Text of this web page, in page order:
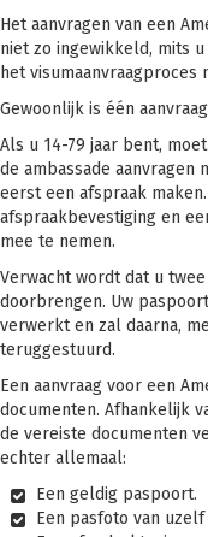
Het aanvragen van een
niet zo ingewikkeld, mits
het visumaanvraagproces
Gewoonlijk is één
Als u 14-79 jaar bent,
de ambassade aanvragen
eerst een afspraak
afspraakbevestiging en
mee te nemen.
Verwacht wordt dat u
doorbrengen. Uw
verwerkt en zal daarna,
teruggestuurd.
Een aanvraag voor een
documenten. Afhankelijk
de vereiste documenten
echter allemaal:
Een geldig paspoort.
Een pasfoto van